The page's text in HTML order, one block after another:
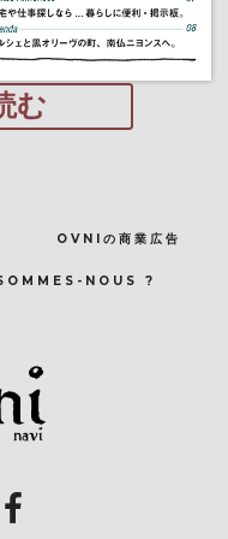
む
OVNIの商業広告
NOUS ?